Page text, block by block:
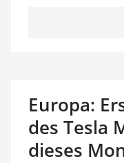
Europa:
des Tesla
dieses